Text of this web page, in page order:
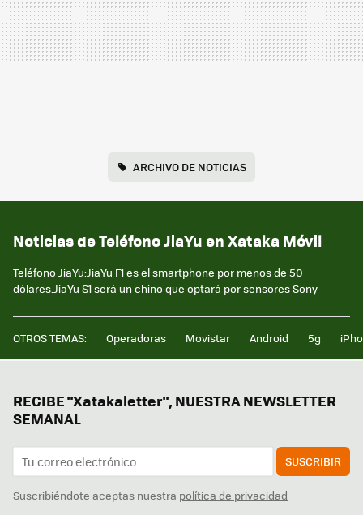
ARCHIVO DE NOTICIAS
Noticias de Teléfono JiaYu en Xataka Móvil
Teléfono JiaYu:JiaYu F1 es el smartphone por menos de 50
dólares.JiaYu S1 será un chino que optará por sensores Sony
OTROS TEMAS: Operadoras Movistar Android 5g
RECIBE "Xatakaletter", NUESTRA NEWSLETTER
SEMANAL
SUSCRIBIR
Suscribiéndote aceptas nuestra política de privacidad